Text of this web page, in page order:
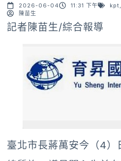
2026-06-04 11:31 下午 kpt
陳苗生
記者陳苗生/綜合報導
臺北市長蔣萬安今（4）